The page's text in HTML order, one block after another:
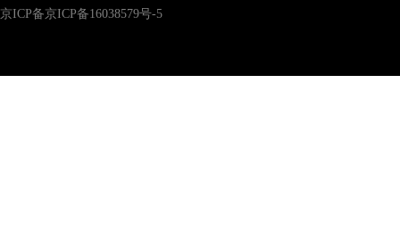
京ICP备京ICP备16038579号-5